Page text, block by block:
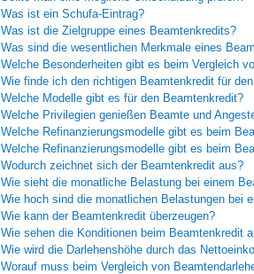
Was ist ein Schufa-Eintrag?
Was ist die Zielgruppe eines Beamtenkredits?
Was sind die wesentlichen Merkmale eines
Welche Besonderheiten gibt es beim Vergleich
Wie finde ich den richtigen Beamtenkredit für
Welche Modelle gibt es für den Beamtenkredit?
Welche Privilegien genießen Beamte und
Welche Refinanzierungsmodelle gibt es beim
Welche Refinanzierungsmodelle gibt es beim
Wodurch zeichnet sich der Beamtenkredit aus?
Wie sieht die monatliche Belastung bei einem
Wie hoch sind die monatlichen Belastungen bei
Wie kann der Beamtenkredit überzeugen?
Wie sehen die Konditionen beim Beamtenkredit
Wie wird die Darlehenshöhe durch das
Worauf muss beim Vergleich von